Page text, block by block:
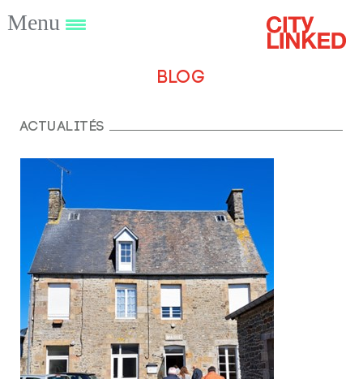
Blog
Actualités
Menu